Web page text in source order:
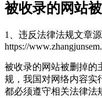
被收录的网站
1、违反法律法规文章
https://
被收录的网站被删掉的
规，我国对网络内容实
都必须遵守相关法律法